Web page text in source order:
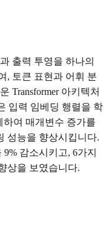
출력 투영을 하나의
, 토큰 표현과 어휘 분
Transformer 아키텍처
입력 임베딩 행렬을 학
여 매개변수 증가를
성능을 향상시킵니다.
감소시키고, 6가지
상을 보였습니다.